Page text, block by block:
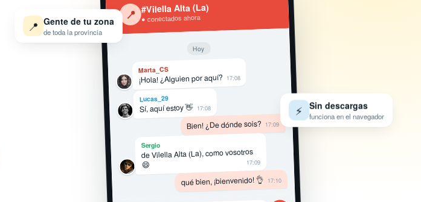
‹ 📍 #Vilella Alta (La)
● conectados ahora
Hoy
Marta_CS
¡Hola! ¿Alguien por aquí? 17:08
Lucas_29
Sí, aquí estoy 👋 17:08
Bien! ¿De dónde sois? 17:09
Sergio
de Vilella Alta (La), como vosotros
😄 17:09
qué bien, ¡bienvenido! 👌 17:10
📍 Gente de tu zona
de toda la provincia
⚡ Sin descargas
funciona en el navegador